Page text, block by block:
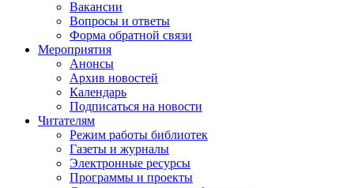
Вакансии
Вопросы и ответы
Форма обратной связи
Мероприятия
Анонсы
Архив новостей
Календарь
Подписаться на новости
Читателям
Режим работы библиотек
Газеты и журналы
Электронные ресурсы
Программы и проекты